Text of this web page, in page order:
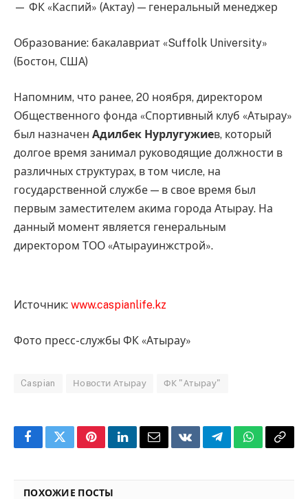
— ФК «Каспий» (Актау) — генеральный менеджер
Образование: бакалавриат «Suffolk University»
(Бостон, США)
Напомним, что ранее, 20 ноября, директором
Общественного фонда «Спортивный клуб «Атырау»
был назначен Адилбек Нурлугужиев, который
долгое время занимал руководящие должности в
различных структурах, в том числе, на
государственной службе — в свое время был
первым заместителем акима города Атырау. На
данный момент является генеральным
директором ТОО «Атырауинжстрой».
Источник: www.caspianlife.kz
Фото пресс-службы ФК «Атырау»
Caspian Новости Атырау ФК "Атырау"
FacebookTwitterPinterestLinkedInEmailVKontakteTelegramWhatsApp
Copy
ПОХОЖИЕ ПОСТЫ